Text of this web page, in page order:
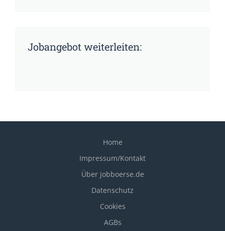
Jobangebot weiterleiten:
Home
Impressum/Kontakt
Über jobboerse.de
Datenschutz
Cookies
AGBs